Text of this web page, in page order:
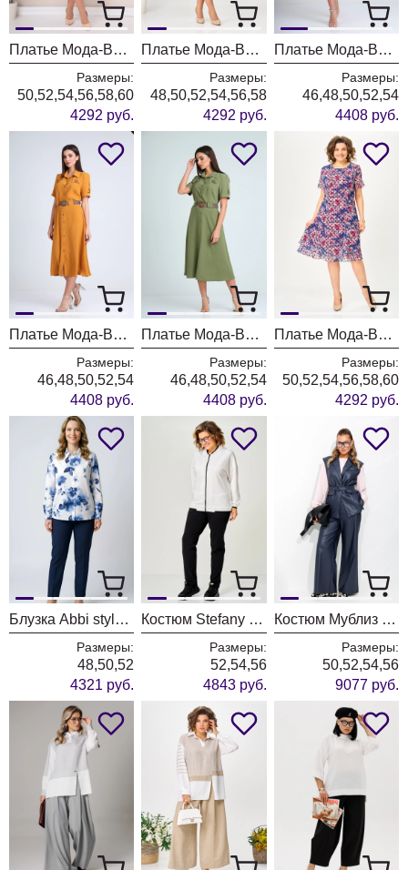
Платье Мода-Версаль 2383 молоко
Размеры:
50,52,54,56,58,60
4292 руб.
Платье Мода-Версаль 2393 синий полоска
Размеры:
48,50,52,54,56,58
4292 руб.
Платье Мода-Версаль 2298/темно-синий
Размеры:
46,48,50,52,54
4408 руб.
Платье Мода-Версаль 2298/горчица
Размеры:
46,48,50,52,54
4408 руб.
Платье Мода-Версаль 2298/хаки
Размеры:
46,48,50,52,54
4408 руб.
Платье Мода-Версаль 2383 индиго
Размеры:
50,52,54,56,58,60
4292 руб.
Блузка Abbi style 4075 синяя акварель
Размеры:
48,50,52
4321 руб.
Костюм Stefany 2066-2 бело-черный
Размеры:
52,54,56
4843 руб.
Костюм Мублиз 335 синий
Размеры:
50,52,54,56
9077 руб.